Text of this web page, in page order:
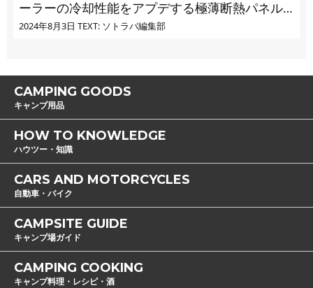
ーラーの冷却性能をアプデする極薄断熱パネル
の実力とは
2024年8月3日 TEXT: ソトラバ編集部
CAMPING GOODS
キャンプ用品
HOW TO KNOWLEDGE
ハウツー・知識
CARS AND MOTORCYCLES
自動車・バイク
CAMPSITE GUIDE
キャンプ場ガイド
CAMPING COOKING
キャンプ料理・レシピ・酒